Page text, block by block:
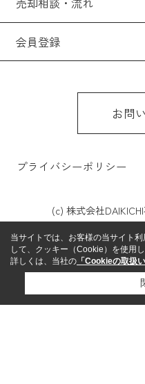
会員登録
お問
プライバシーポリシー
(c) 株式会社
当サイトでは、お客様の当サイト
して、クッキー（Cookie）を使用し
詳しくは、当社の 「Cookieの取扱